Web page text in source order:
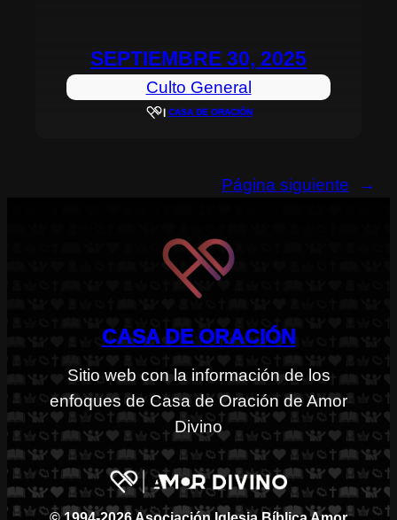
SEPTIEMBRE 30, 2025
Culto General
| CASA DE ORACIÓN
Página siguiente →
CASA DE ORACIÓN
Sitio web con la información de los
enfoques de Casa de Oración de Amor
Divino